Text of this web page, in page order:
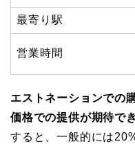
最寄り駅
営業時間
エストネーションでの
価格での提供が期待で
すると、一般的には